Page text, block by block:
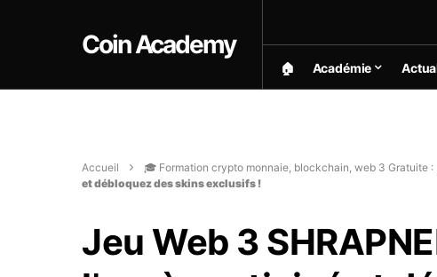
Coin Academy
🏠︎ Académie
Accueil 🎓 Formation crypto monnaie, blockchain, web 3 Gratuite :
et débloquez des skins exclusifs !
Jeu Web 3